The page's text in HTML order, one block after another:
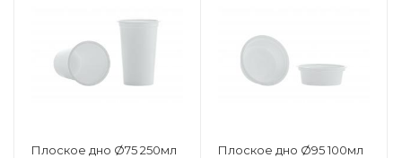
Плоское дно Ø75 250мл Плоское дно Ø95 100мл